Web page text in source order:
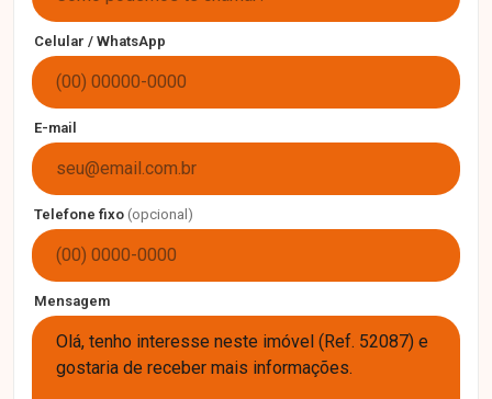
Celular / WhatsApp
E-mail
Telefone fixo (opcional)
Mensagem